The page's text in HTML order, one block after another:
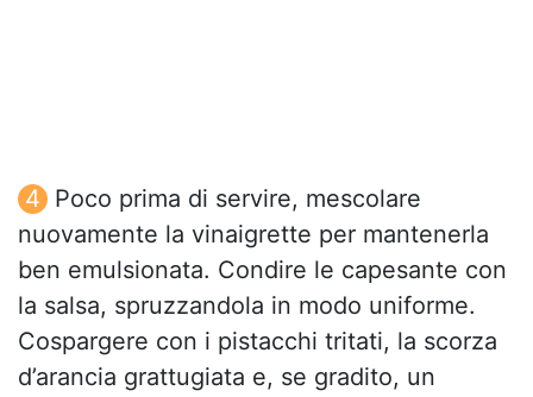
Poco prima di servire, mescolare
nuovamente la vinaigrette per mantenerla
ben emulsionata. Condire le capesante con
la salsa, spruzzandola in modo uniforme.
Cospargere con i pistacchi tritati, la scorza
d’arancia grattugiata e, se gradito, un